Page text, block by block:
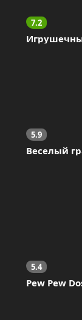
7.2
5.9
Веселый
5.4
Pew Pew